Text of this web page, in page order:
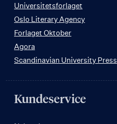
Universitetsforlaget
Oslo Literary Agency
Forlaget Oktober
Agora
Scandinavian University Press
Kundeservice